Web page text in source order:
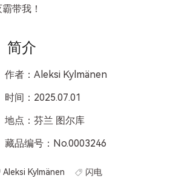
霸带我！
简介
作者：Aleksi Kylmänen
时间：2025.07.01
地点：芬兰 图尔库
藏品编号：No.0003246
Aleksi Kylmänen 闪电